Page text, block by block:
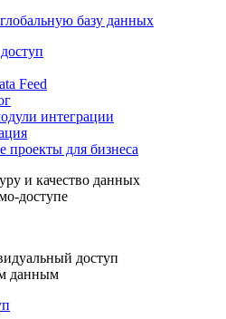
7-дневный
базу данных
Feed
интеграции
доступе